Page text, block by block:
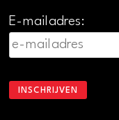
E-mailadres: